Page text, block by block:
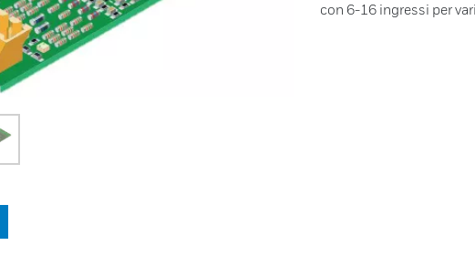
con 6-16 ingressi per